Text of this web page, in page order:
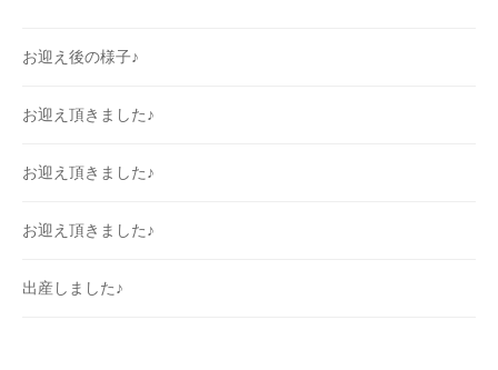
お迎え後の様子♪
お迎え頂きました♪
お迎え頂きました♪
お迎え頂きました♪
出産しました♪